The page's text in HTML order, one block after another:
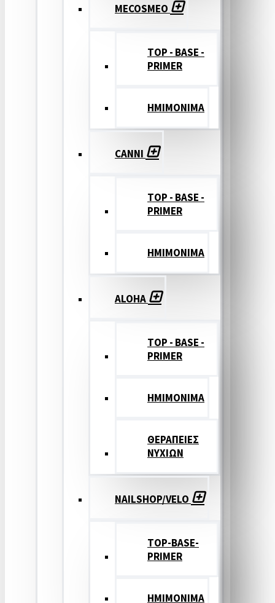
MECOSMEO
TOP - BASE -
PRIMER
ΗΜΙΜΟΝΙΜΑ
CANNI
TOP - BASE -
PRIMER
ΗΜΙΜΟΝΙΜΑ
ALOHA
TOP - BASE -
PRIMER
ΗΜΙΜΟΝΙΜΑ
ΘΕΡΑΠΕΙΕΣ
ΝΥΧΙΩΝ
NAILSHOP/VELO
TOP-BASE-
PRIMER
ΗΜΙΜΟΝΙΜΑ